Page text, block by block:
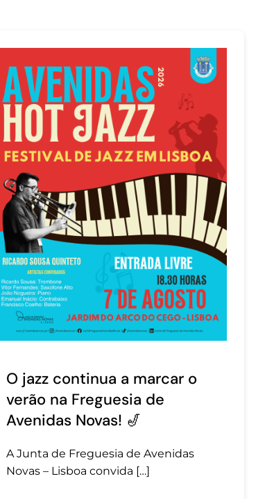
O jazz continua a marcar o
verão na Freguesia de
Avenidas Novas! 🎷
A Junta de Freguesia de Avenidas
Novas – Lisboa convida […]